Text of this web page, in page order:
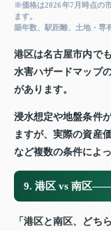
※価格は2026年7月時点の
ます。
築年数、駅距離、土地・専
港区は名古屋市内で
水害ハザードマップ
があります。
浸水想定や地盤条件
ますが、実際の資産
など複数の条件によ
9. 港区 vs 南区
「港区と南区、どち